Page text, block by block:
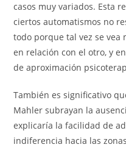
casos muy variados. Esta
ciertos automatismos no
todo porque tal vez se
en relación con el otro, y
de aproximación
También es significativo
Mahler subrayan la
explicaría la facilidad de
indiferencia hacia las